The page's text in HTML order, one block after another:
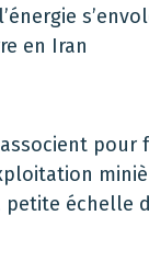
en Iran
pour
échelle